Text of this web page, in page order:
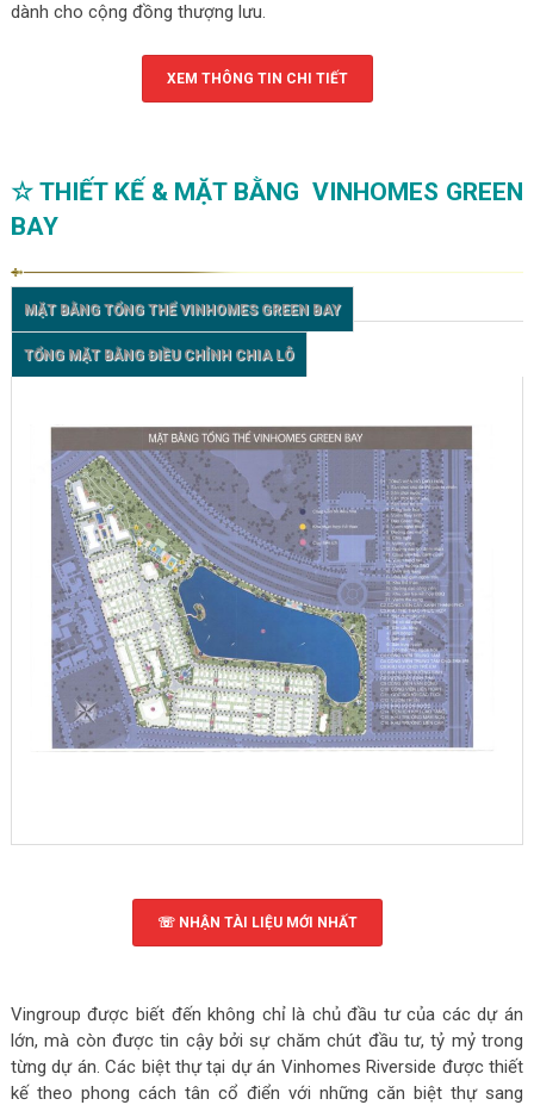
dành cho cộng đồng thượng lưu.
XEM THÔNG TIN CHI TIẾT
☆ THIẾT KẾ & MẶT BẰNG VINHOMES GREEN
BAY
MẶT BẰNG TỔNG THỂ VINHOMES GREEN BAY
TỔNG MẶT BẰNG ĐIỀU CHỈNH CHIA LÔ
☏ NHẬN TÀI LIỆU MỚI NHẤT
Vingroup được biết đến không chỉ là chủ đầu tư của các dự án
lớn, mà còn được tin cậy bởi sự chăm chút đầu tư, tỷ mỷ trong
từng dự án. Các biệt thự tại dự án Vinhomes Riverside được thiết
kế theo phong cách tân cổ điển với những căn biệt thự sang